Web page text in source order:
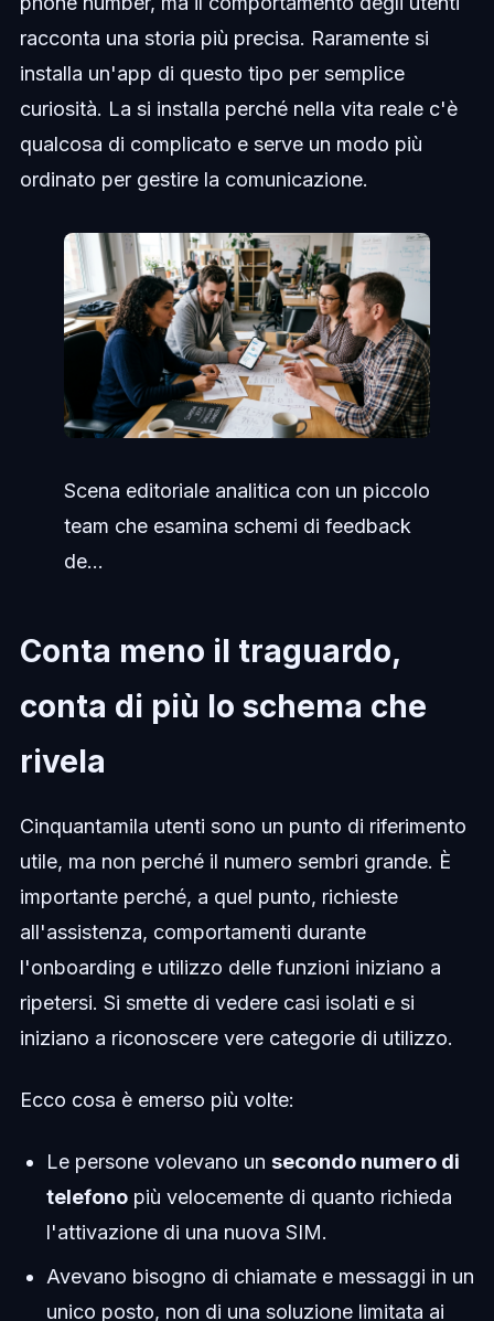
racconta una storia più precisa. Raramente si
installa un'app di questo tipo per semplice
curiosità. La si installa perché nella vita reale c'è
qualcosa di complicato e serve un modo più
ordinato per gestire la comunicazione.
Scena editoriale analitica con un piccolo
team che esamina schemi di feedback
de...
Conta meno il traguardo,
conta di più lo schema che
rivela
Cinquantamila utenti sono un punto di riferimento
utile, ma non perché il numero sembri grande. È
importante perché, a quel punto, richieste
all'assistenza, comportamenti durante
l'onboarding e utilizzo delle funzioni iniziano a
ripetersi. Si smette di vedere casi isolati e si
iniziano a riconoscere vere categorie di utilizzo.
Ecco cosa è emerso più volte:
Le persone volevano un secondo numero di
telefonopiù velocemente di quanto richieda
l'attivazione di una nuova SIM.
Avevano bisogno di chiamate e messaggi in un
unico posto, non di una soluzione limitata ai